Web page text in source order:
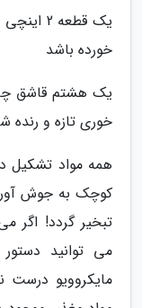
یک
خورده باشد
یک هشتم قاشق
خوری تازه و رنده
همه مواد تشکیل
کوچک به جوش
تبخیر گردد! اگر
می توانید
مایکروویو درست